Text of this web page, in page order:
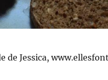
de Jessica,